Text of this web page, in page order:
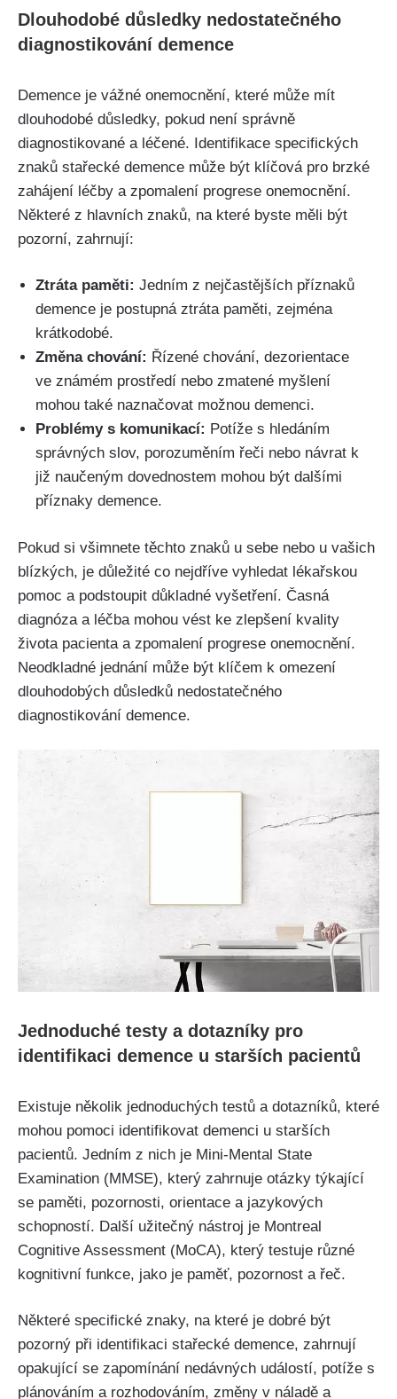
Dlouhodobé důsledky nedostatečného
diagnostikování demence
Demence je vážné onemocnění, které může mít
dlouhodobé důsledky, pokud není správně
diagnostikované a léčené. Identifikace specifických
znaků stařecké demence může být klíčová pro brzké
zahájení léčby a zpomalení progrese onemocnění.
Některé z hlavních znaků, na které byste měli být
pozorní, zahrnují:
Ztráta paměti: Jedním z nejčastějších příznaků
demence je postupná ztráta paměti, zejména
krátkodobé.
Změna chování: Řízené chování, dezorientace
ve známém prostředí nebo zmatené myšlení
mohou také naznačovat možnou demenci.
Problémy s komunikací: Potíže s hledáním
správných slov, porozuměním řeči nebo návrat k
již naučeným dovednostem mohou být dalšími
příznaky demence.
Pokud si všimnete těchto znaků u sebe nebo u vašich
blízkých, je důležité co nejdříve vyhledat lékařskou
pomoc a podstoupit důkladné vyšetření. Časná
diagnóza a léčba mohou vést ke zlepšení kvality
života pacienta a zpomalení progrese onemocnění.
Neodkladné jednání může být klíčem k omezení
dlouhodobých důsledků nedostatečného
diagnostikování demence.
Jednoduché testy a dotazníky pro
identifikaci demence u starších pacientů
Existuje několik jednoduchých testů a dotazníků, které
mohou pomoci identifikovat demenci u starších
pacientů. Jedním z nich je Mini-Mental State
Examination (MMSE), který zahrnuje otázky týkající
se paměti, pozornosti, orientace a jazykových
schopností. Další užitečný nástroj je Montreal
Cognitive Assessment (MoCA), který testuje různé
kognitivní funkce, jako je paměť, pozornost a řeč.
Některé specifické znaky, na které je dobré být
pozorný při identifikaci stařecké demence, zahrnují
opakující se zapomínání nedávných událostí, potíže s
plánováním a rozhodováním, změny v náladě a